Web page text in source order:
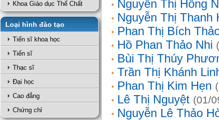
Khoa Giáo dục Thể Chất
Loại hình đào tạo
Tiến sĩ khoa học
Tiến sĩ
Thạc sĩ
Đại học
Cao đẳng
Chứng chỉ
Nguyễn Thị Hồng
Nguyễn Thị Thanh
Phan Thị Bích
Hồ Phan Thảo Nhi
Bùi Thị Thúy
Trần Thị Khánh
Phan Thị Kim Hẹn
Lê Thị Nguyệt (01/
Nguyễn Lê Thảo